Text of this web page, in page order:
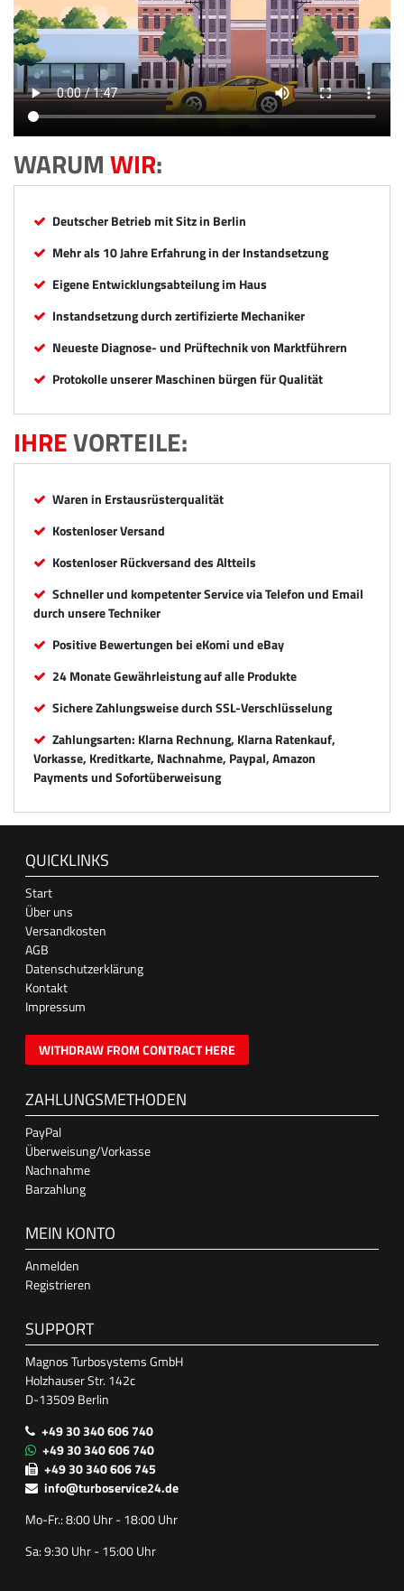
WARUMWIR:
Deutscher Betrieb mit Sitz in Berlin
Mehr als 10 Jahre Erfahrung in der Instandsetzung
Eigene Entwicklungsabteilung im Haus
Instandsetzung durch zertifizierte Mechaniker
Neueste Diagnose- und Prüftechnik von Marktführern
Protokolle unserer Maschinen bürgen für Qualität
IHREVORTEILE:
Waren in Erstausrüsterqualität
Kostenloser Versand
Kostenloser Rückversand des Altteils
Schneller und kompetenter Service via Telefon und Email
durch unsere Techniker
Positive Bewertungen bei eKomi und eBay
24 Monate Gewährleistung auf alle Produkte
Sichere Zahlungsweise durch SSL-Verschlüsselung
Zahlungsarten: Klarna Rechnung, Klarna Ratenkauf,
Vorkasse, Kreditkarte, Nachnahme, Paypal, Amazon
Payments und Sofortüberweisung
QUICKLINKS
Start
Über uns
Versandkosten
AGB
Datenschutzerklärung
Kontakt
Impressum
WITHDRAW FROM CONTRACT HERE
ZAHLUNGSMETHODEN
PayPal
Überweisung/Vorkasse
Nachnahme
Barzahlung
MEIN KONTO
Anmelden
Registrieren
SUPPORT
Magnos Turbosystems GmbH
Holzhauser Str. 142c
D-13509 Berlin
+49 30 340 606 740
+49 30 340 606 740
+49 30 340 606 745
info@turboservice24.de
Mo-Fr.: 8:00 Uhr - 18:00 Uhr
Sa: 9:30 Uhr - 15:00 Uhr